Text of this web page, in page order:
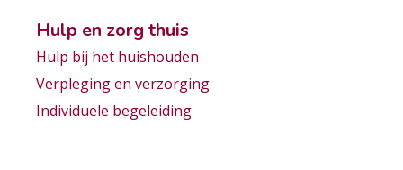
Hulp en zorg thuis
Hulp bij het huishouden
Verpleging en verzorging
Individuele begeleiding